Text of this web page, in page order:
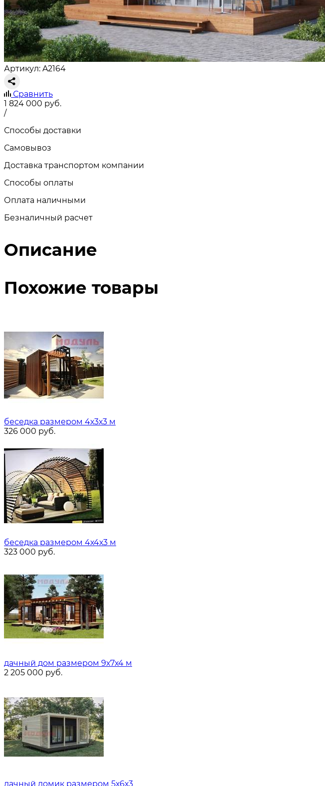
Артикул: A2164
Сравнить
1 824 000 руб.
/
Способы доставки
Самовывоз
Доставка транспортом компании
Способы оплаты
Оплата наличными
Безналичный расчет
Описание
Похожие товары
беседка размером 4х3х3 м
326 000 руб.
беседка размером 4х4х3 м
323 000 руб.
дачный дом размером 9х7х4 м
2 205 000 руб.
дачный домик размером 5х6х3